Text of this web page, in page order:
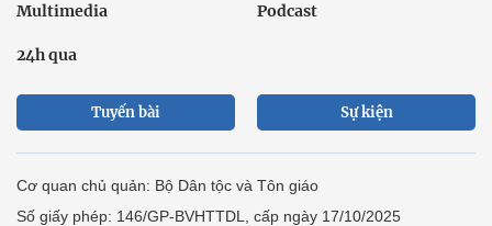
Multimedia Podcast
24h qua
Tuyến bài Sự kiện
Cơ quan chủ quản: Bộ Dân tộc và Tôn giáo
Số giấy phép: 146/GP-BVHTTDL, cấp ngày 17/10/2025